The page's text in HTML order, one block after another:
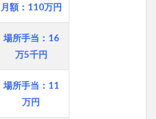
月額：110万円
場所手当：16
万5千円
場所手当：11
万円